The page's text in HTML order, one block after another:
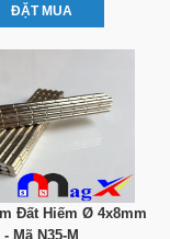
ĐẶT MUA
Đất Hiếm Ø 4x8mm
- Mã N35-M